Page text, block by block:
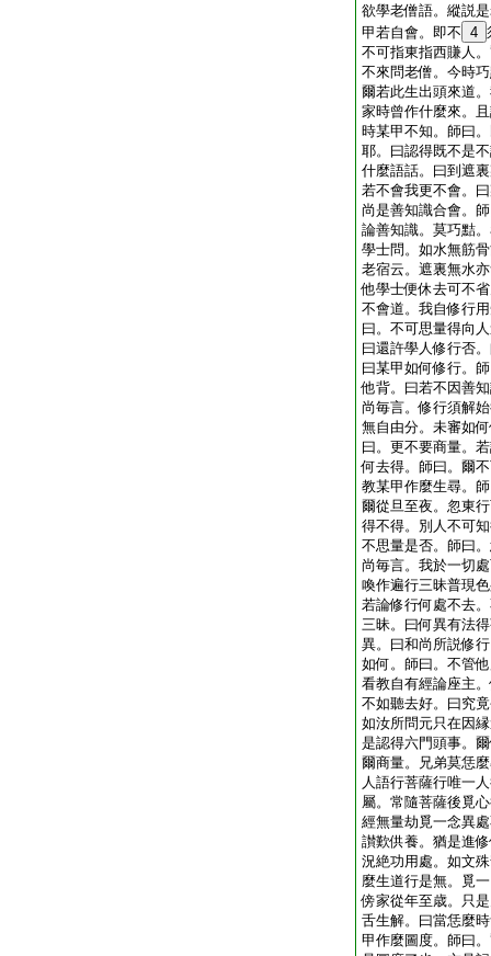
欲學老僧語。縱説
甲若自會。即不 4
不可指東指西賺人
不來問老僧。今時
爾若此生出頭來道
家時曾作什麼來。
時某甲不知。師曰
耶。曰認得既不是
什麼語話。曰到遮
若不會我更不會。
尚是善知識合會。
論善知識。莫巧黠
學士問。如水無筋
老宿云。遮裏無水
他學士便休去可不
不會道。我自修行
曰。不可思量得向
曰還許學人修行否
曰某甲如何修行。
他背。曰若不因善
尚毎言。修行須解
無自由分。未審如
曰。更不要商量。
何去得。師曰。爾
教某甲作麼生尋。
爾從旦至夜。忽東
得不得。別人不可
不思量是否。師曰
尚毎言。我於一切
喚作遍行三昧普現
若論修行何處不去
三昧。曰何異有法
異。曰和尚所説修
如何。師曰。不管
看教自有經論座主
不如聽去好。曰究
如汝所問元只在因
是認得六門頭事。
爾商量。兄弟莫恁
人語行菩薩行唯一
屬。常隨菩薩後覓
經無量劫覓一念異
讃歎供養。猶是進
況絶功用處。如文
麼生道行是無。覓
傍家從年至歳。只
舌生解。曰當恁麼
甲作麼圖度。師曰